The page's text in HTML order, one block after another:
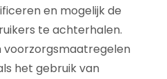
en mogelijk de
te achterhalen.
voorzorgsmaatregelen
het gebruik van